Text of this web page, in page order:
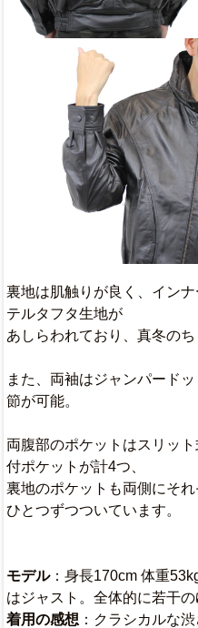
裏地は肌触りが良く、イン
テルタフタ生地が
あしらわれており、真冬の
また、両袖はジャンパード
節が可能。
両腹部のポケットはスリッ
付ポケットが計4つ、
裏地のポケットも両側にそ
ひとつずつついています。
モデル：身長170cm 体重
はジャスト。全体的に若干の
着用の感想 ：クラシカルな